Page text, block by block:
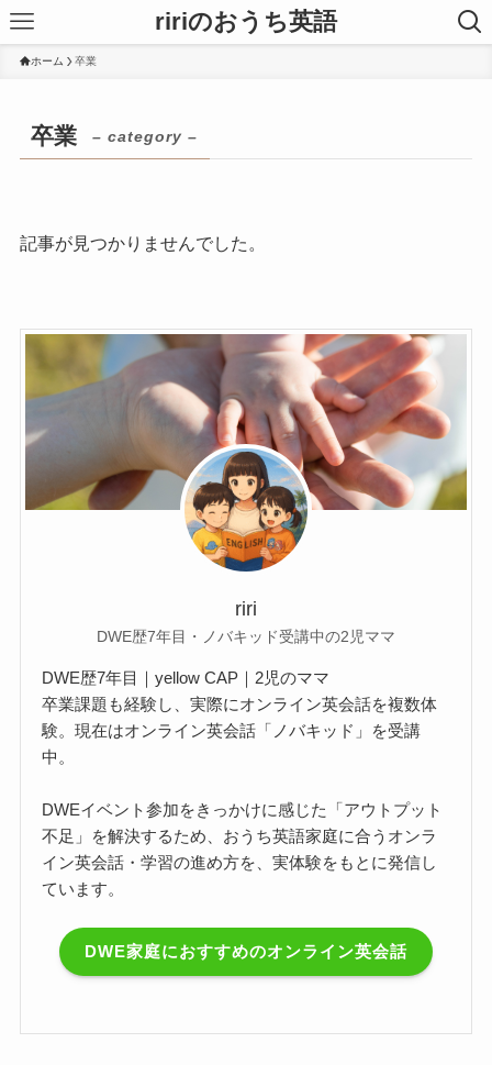
ririのおうち英語
ホーム 卒業
卒業 – category –
記事が見つかりませんでした。
riri
DWE歴7年目・ノバキッド受講中の2児ママ
DWE歴7年目｜yellow CAP｜2児のママ
卒業課題も経験し、実際にオンライン英会話を複数体
験。現在はオンライン英会話「ノバキッド」を受講
中。
DWEイベント参加をきっかけに感じた「アウトプット
不足」を解決するため、おうち英語家庭に合うオンラ
イン英会話・学習の進め方を、実体験をもとに発信し
ています。
DWE家庭におすすめのオンライン英会話